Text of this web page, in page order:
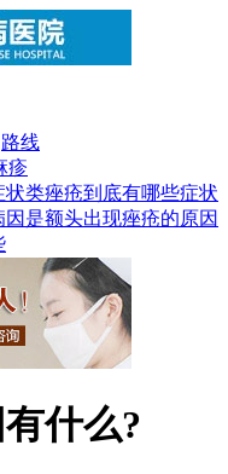
路线
疹
状类痤疮到底有哪些症状
因是额头出现痤疮的原因
什么?